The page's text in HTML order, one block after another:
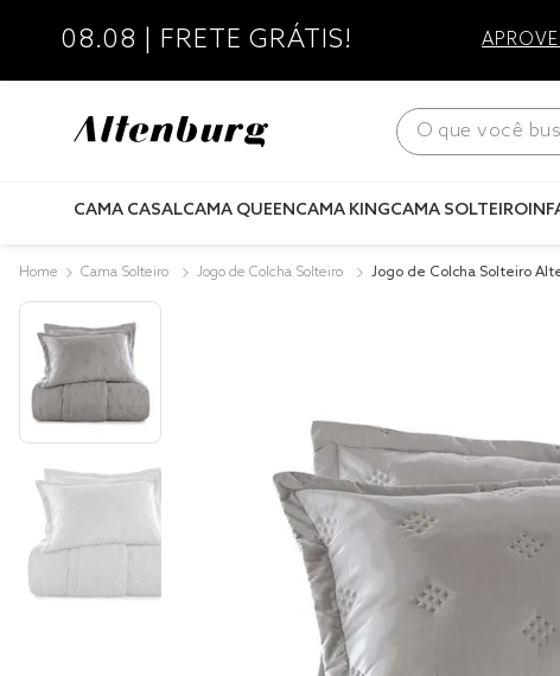
08.08 | FRETE GRÁTIS!
O que você busca
CAMA CASALCAMA QUEENCAMA KINGCAMA SOLTEIRO
Cama Solteiro Jogo de Colcha Solteiro
Jogo de Colcha Solteiro